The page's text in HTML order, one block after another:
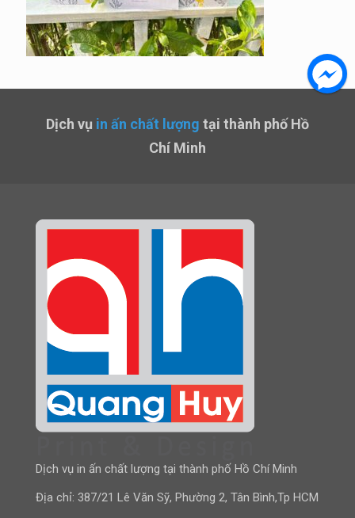
Dịch vụ in ấn chất lượng tại thành phố Hồ
Chí Minh
Dịch vụ in ấn chất lượng tại thành phố Hồ Chí Minh
Địa chỉ: 387/21 Lê Văn Sỹ, Phường 2, Tân Bình,Tp HCM